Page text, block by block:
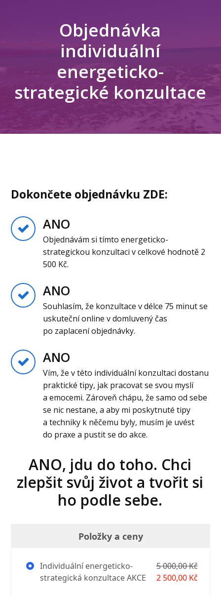
Objednávka
individuální
energeticko-
strategické konzultace
Dokončete objednávku ZDE:
ANO
Objednávám si tímto energeticko-
strategickou konzultaci v celkové hodnotě 2
500 Kč.
ANO
Souhlasím, že konzultace v délce 75 minut se
uskuteční online v domluvený čas
po zaplacení objednávky.
ANO
Vím, že v této individuální konzultaci dostanu
praktické tipy, jak pracovat se svou myslí
a emocemi. Zároveň chápu, že samo od sebe
se nic nestane, a aby mi poskytnuté tipy
a techniky k něčemu byly, musím je uvést
do praxe a pustit se do akce.
ANO, jdu do toho. Chci
zlepšit svůj život a tvořit si
ho podle sebe.
Položky a ceny
Individuální energeticko-
strategická konzultace AKCE
5 000,00 Kč
2 500,00 Kč